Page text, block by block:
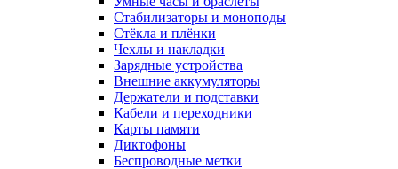
Стабилизаторы и моноподы
Стёкла и плёнки
Чехлы и накладки
Зарядные устройства
Внешние аккумуляторы
Держатели и подставки
Кабели и переходники
Карты памяти
Диктофоны
Беспроводные метки